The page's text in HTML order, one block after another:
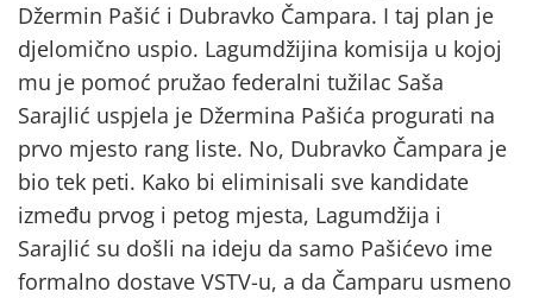
Džermin Pašić i Dubravko Čampara. I taj plan je
djelomično uspio. Lagumdžijina komisija u kojoj
mu je pomoć pružao federalni tužilac Saša
Sarajlić uspjela je Džermina Pašića progurati na
prvo mjesto rang liste. No, Dubravko Čampara je
bio tek peti. Kako bi eliminisali sve kandidate
između prvog i petog mjesta, Lagumdžija i
Sarajlić su došli na ideju da samo Pašićevo ime
formalno dostave VSTV-u, a da Čamparu usmeno